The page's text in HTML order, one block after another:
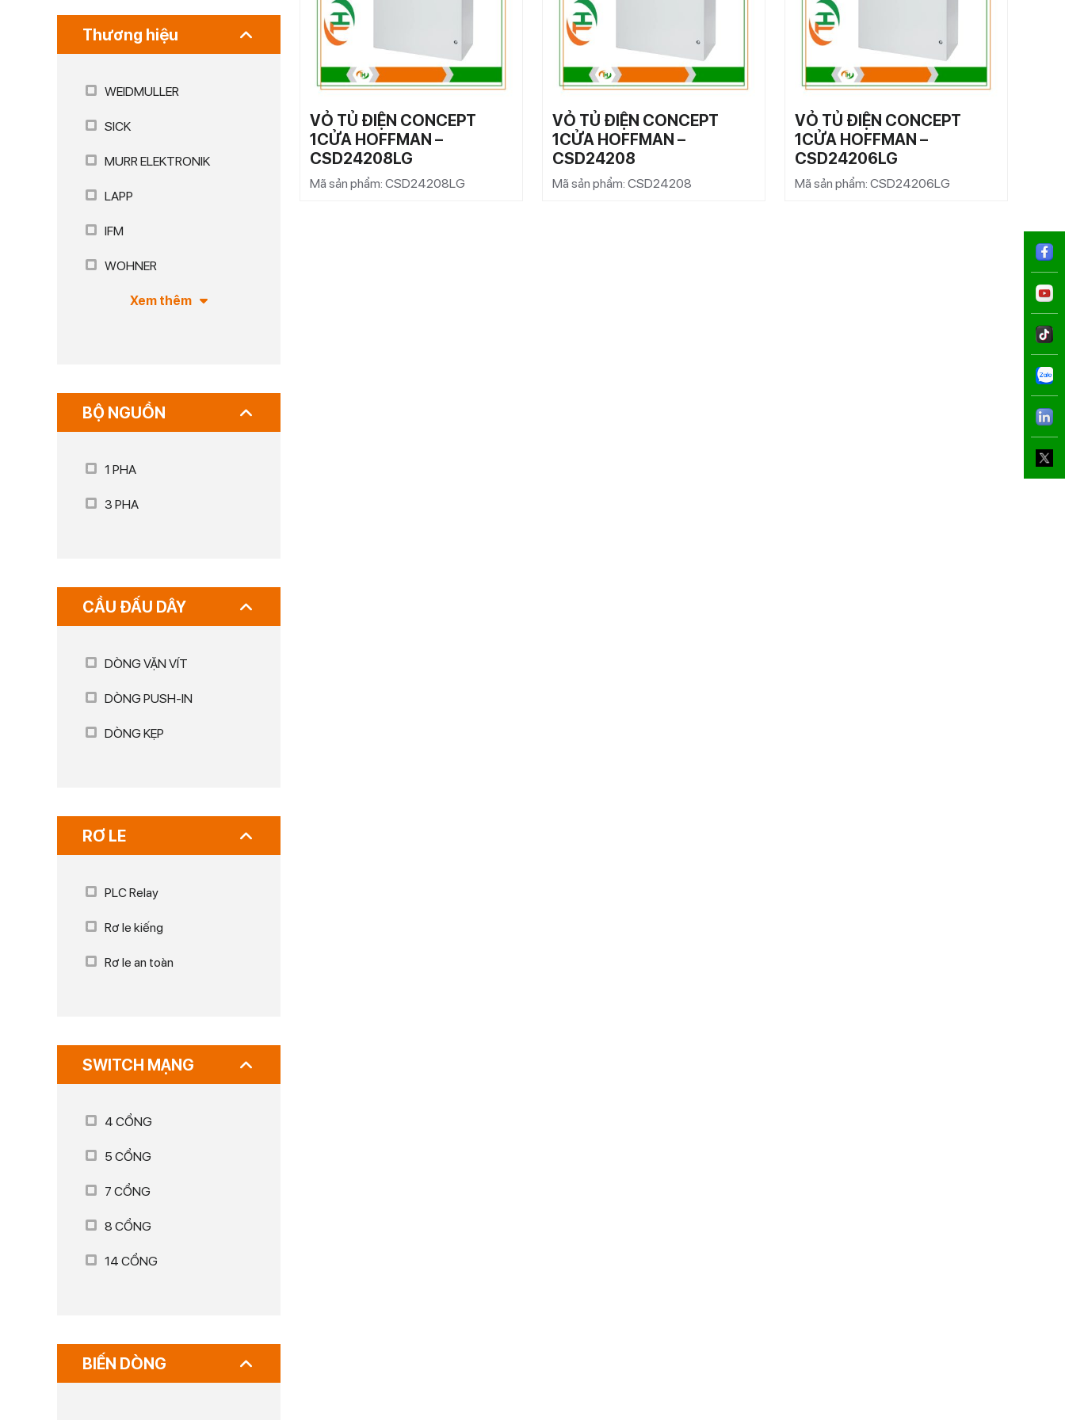
Thương hiệu
WEIDMULLER
SICK
MURR ELEKTRONIK
LAPP
IFM
WOHNER
Xem thêm
BỘ NGUỒN
1 PHA
3 PHA
CẦU ĐẤU DÂY
DÒNG VẶN VÍT
DÒNG PUSH-IN
DÒNG KẸP
RƠ LE
PLC Relay
Rơ le kiếng
Rơ le an toàn
SWITCH MẠNG
4 CỔNG
5 CỔNG
7 CỔNG
8 CỔNG
14 CỔNG
BIẾN DÒNG
VỎ TỦ ĐIỆN CONCEPT
1CỬA HOFFMAN –
CSD24208LG
Mã sản phẩm: CSD24208LG
VỎ TỦ ĐIỆN CONCEPT
1CỬA HOFFMAN –
CSD24208
Mã sản phẩm: CSD24208
VỎ TỦ ĐIỆN CONCEPT
1CỬA HOFFMAN –
CSD24206LG
Mã sản phẩm: CSD24206LG